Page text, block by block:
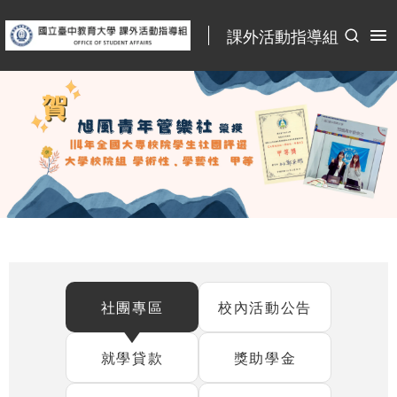
課外活動指導組
社團專區 校內活動公告
就學貸款 獎助學金